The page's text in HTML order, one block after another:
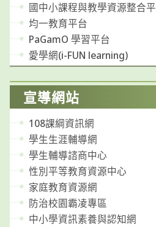
國中小課程與教學資源整合
均一教育平台
PaGamO 學習平台
愛學網(i-FUN learning)
宣導網站
108課綱資訊網
學生生涯輔導網
學生輔導諮商中心
性別平等教育資源中心
家庭教育資源網
防治校園霸凌專區
中小學資訊素養與認知網